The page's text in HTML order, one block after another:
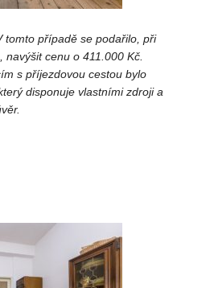
tomto případě se podařilo, při
navýšit cenu o 411.000 Kč.
s příjezdovou cestou bylo
disponuje vlastními zdroji a